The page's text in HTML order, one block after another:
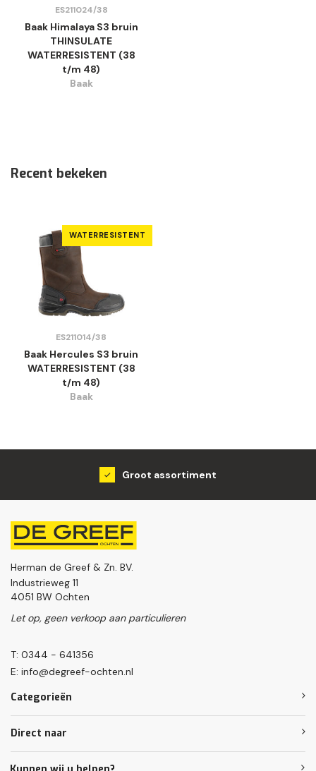
ES211024/38
Baak Himalaya S3 bruin
THINSULATE
WATERRESISTENT (38
t/m 48)
Baak
Recent bekeken
WATERRESISTENT
ES211014/38
Baak Hercules S3 bruin
WATERRESISTENT (38
t/m 48)
Baak
Groot assortiment
Herman de Greef & Zn. BV.
Industrieweg 11
4051 BW Ochten
Let op, geen verkoop aan particulieren
T: 0344 - 641356
E: info@degreef-ochten.nl
Categorieën
Direct naar